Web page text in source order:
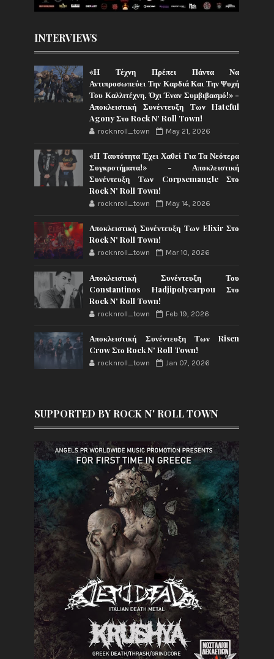
INTERVIEWS
«Η Τέχνη Πρέπει Πάντα Να
Αντιπροσωπεύει Την Καρδιά Και Την Ψυχή
Του Καλλιτέχνη, Όχι Έναν Συμβιβασμό!» -
Αποκλειστική Συνέντευξη Των Hateful
Agony Στο Rock N' Roll Town!
rocknroll_town May 21, 2026
«Η Ταυτότητα Έχει Χαθεί Για Τα Νεότερα
Συγκροτήματα!» - Αποκλειστική
Συνέντευξη Των Corpsemangle Στο
Rock N' Roll Town!
rocknroll_town May 14, 2026
Αποκλειστική Συνέντευξη Των Elixir Στο
Rock N' Roll Town!
rocknroll_town Mar 10, 2026
Αποκλειστική Συνέντευξη Του
Constantinos Hadjipolycarpou Στο
Rock N' Roll Town!
rocknroll_town Feb 19, 2026
Αποκλειστική Συνέντευξη Των Risen
Crow Στο Rock N' Roll Town!
rocknroll_town Jan 07, 2026
SUPPORTED BY ROCK N' ROLL TOWN